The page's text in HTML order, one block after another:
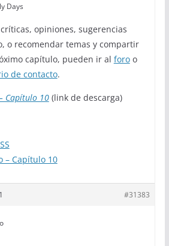
Days
opiniones, sugerencias
o recomendar temas y compartir
capítulo, pueden ir al foroo
de contacto.
Capítulo 10(link de descarga)
– Capítulo 10
#31383